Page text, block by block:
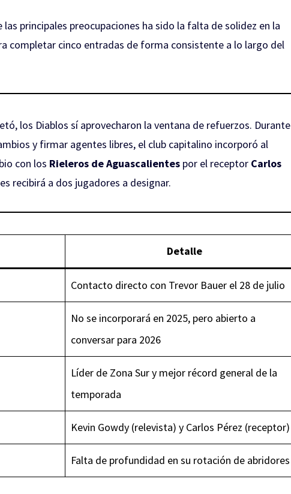
principales preocupaciones ha sido la falta de solidez en la
completar cinco entradas de forma consistente a lo largo del
los Diablos sí aprovecharon la ventana de refuerzos. Durante
y firmar agentes libres, el club capitalino incorporó al
con los Rieleros de Aguascalientes por el receptor Carlos
recibirá a dos jugadores a designar.
Detalle
Contacto directo con Trevor Bauer el 28 de julio
No se incorporará en 2025, pero abierto a
conversar para 2026
Líder de Zona Sur y mejor récord general de la
temporada
Kevin Gowdy (relevista) y Carlos Pérez (receptor)
Falta de profundidad en su rotación de abridores